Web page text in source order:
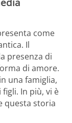
come
Il
presenza di
di amore.
una famiglia,
In più, vi è
questa storia